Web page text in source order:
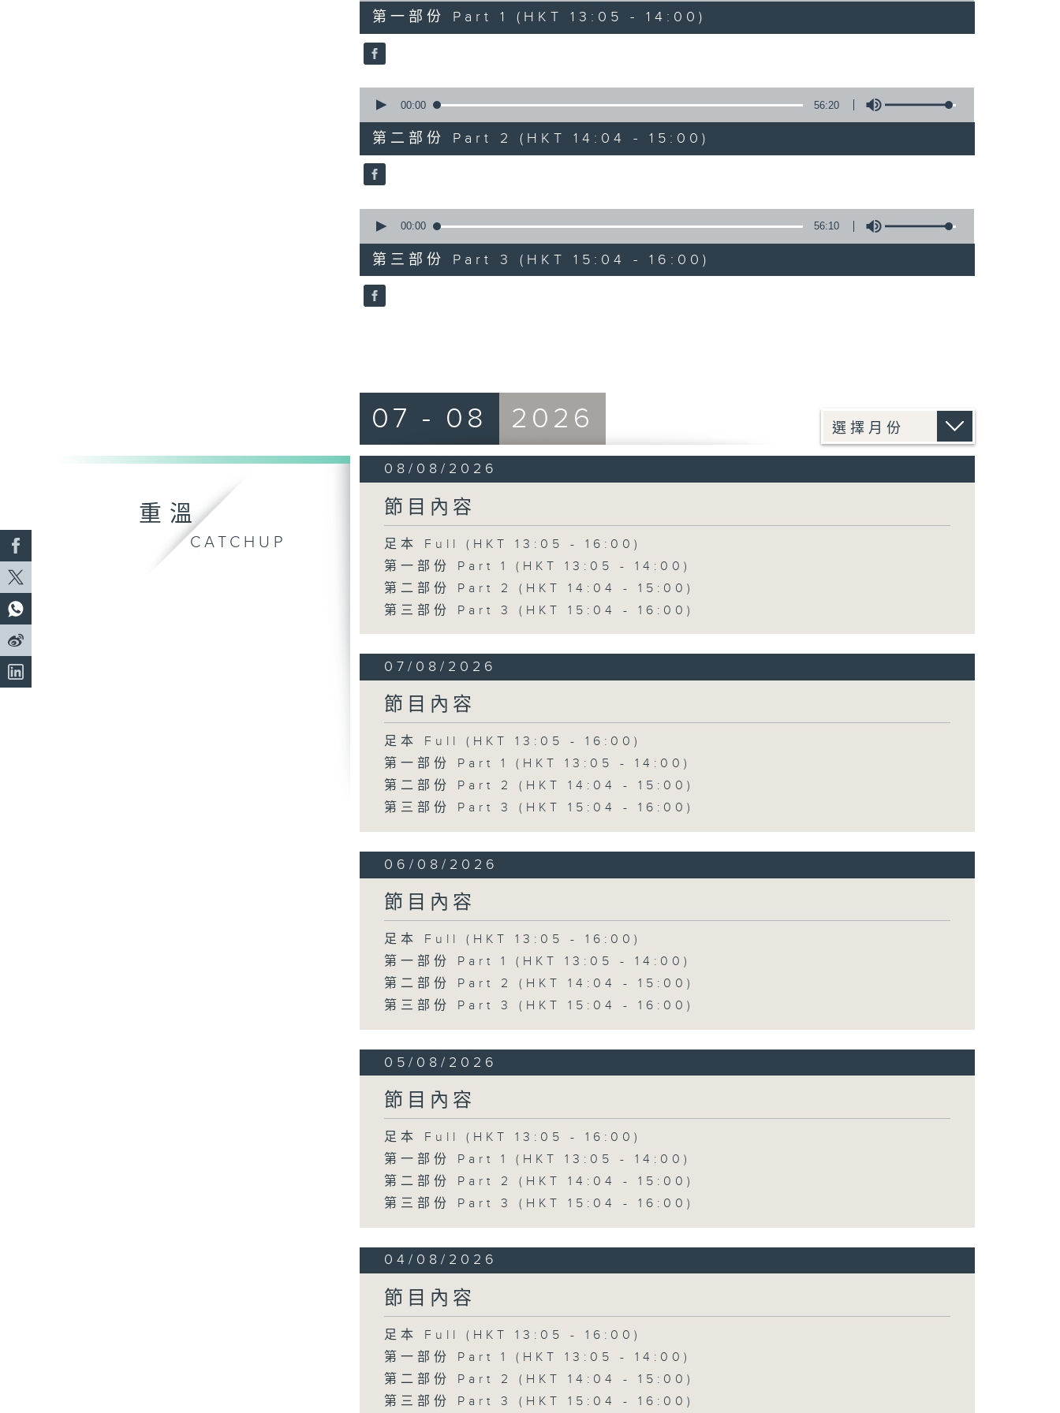
55
minutes,
10
seconds
90%
第一部份 Part 1 (HKT 13:05 - 14:00)
seconds
56
minutes,
20
seconds
90%
00:00 56:20
第二部份 Part 2 (HKT 14:04 - 15:00)
seconds
56
minutes,
10
seconds
90%
00:00 56:10
第三部份 Part 3 (HKT 15:04 - 16:00)
重溫
CATCHUP
07 - 08 2026
08/08/2026
節目內容
足本 Full (HKT 13:05 - 16:00)
第一部份 Part 1 (HKT 13:05 - 14:00)
第二部份 Part 2 (HKT 14:04 - 15:00)
第三部份 Part 3 (HKT 15:04 - 16:00)
07/08/2026
節目內容
足本 Full (HKT 13:05 - 16:00)
第一部份 Part 1 (HKT 13:05 - 14:00)
第二部份 Part 2 (HKT 14:04 - 15:00)
第三部份 Part 3 (HKT 15:04 - 16:00)
06/08/2026
節目內容
足本 Full (HKT 13:05 - 16:00)
第一部份 Part 1 (HKT 13:05 - 14:00)
第二部份 Part 2 (HKT 14:04 - 15:00)
第三部份 Part 3 (HKT 15:04 - 16:00)
05/08/2026
節目內容
足本 Full (HKT 13:05 - 16:00)
第一部份 Part 1 (HKT 13:05 - 14:00)
第二部份 Part 2 (HKT 14:04 - 15:00)
第三部份 Part 3 (HKT 15:04 - 16:00)
04/08/2026
節目內容
足本 Full (HKT 13:05 - 16:00)
第一部份 Part 1 (HKT 13:05 - 14:00)
第二部份 Part 2 (HKT 14:04 - 15:00)
第三部份 Part 3 (HKT 15:04 - 16:00)